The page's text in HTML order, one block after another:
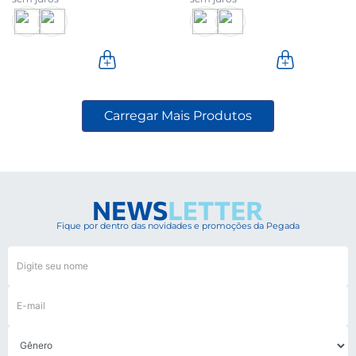
Fique por dentro das novidades e promoções da Pegada